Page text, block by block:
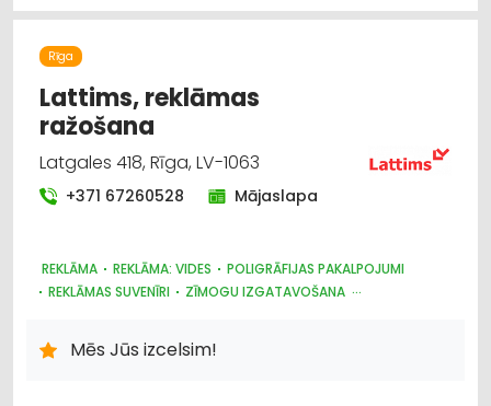
Rīga
Lattims, reklāmas
ražošana
Latgales 418, Rīga, LV-1063
+371 67260528 Mājaslapa
REKLĀMA REKLĀMA: VIDES
POLIGRĀFIJAS PAKALPOJUMI
REKLĀMAS SUVENĪRI
ZĪMOGU IZGATAVOŠANA
Mēs Jūs izcelsim!